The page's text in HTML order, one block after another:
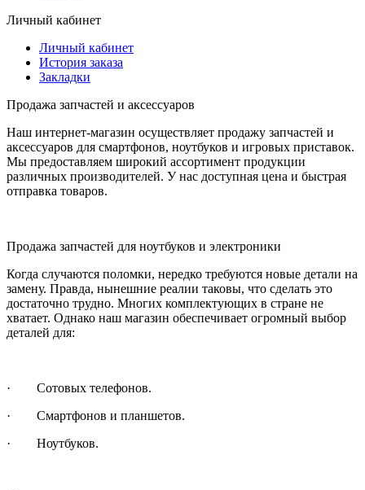
Личный кабинет
Личный кабинет
История заказа
Закладки
Продажа запчастей и аксессуаров
Наш интернет-магазин осуществляет продажу запчастей и
аксессуаров для смартфонов, ноутбуков и игровых приставок.
Мы предоставляем широкий ассортимент продукции
различных производителей. У нас доступная цена и быстрая
отправка товаров.
Продажа запчастей для ноутбуков и электроники
Когда случаются поломки, нередко требуются новые детали на
замену. Правда, нынешние реалии таковы, что сделать это
достаточно трудно. Многих комплектующих в стране не
хватает. Однако наш магазин обеспечивает огромный выбор
деталей для:
· Сотовых телефонов.
· Смартфонов и планшетов.
· Ноутбуков.